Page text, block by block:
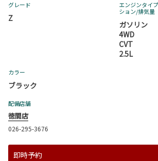
グレード
Z
エンジンタイプ
ション/排気量
ガソリン
4WD
CVT
2.5L
カラー
ブラック
配備店舗
徳間店
026-295-3676
即時予約